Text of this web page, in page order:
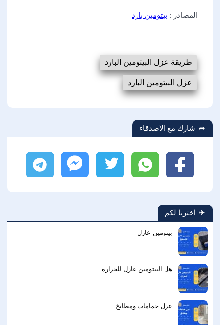
المصادر : بيتومين بارد
طريقة عزل البيتومين البارد
عزل البيتومين البارد
شارك مع الاصدقاء
فيسبوك واتساب ماسنجر
اخترنا لكم
بيتومين عازل
هل البيتومين عازل للحرارة
عزل حمامات ومطابخ